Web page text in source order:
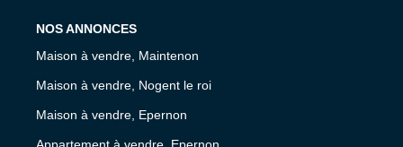
NOS ANNONCES
Maison à vendre, Maintenon
Maison à vendre, Nogent le roi
Maison à vendre, Epernon
Appartement à vendre, Epernon